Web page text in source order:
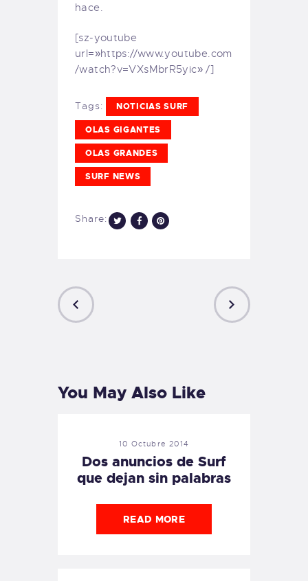
hace.
[sz-youtube
url=»https://www.youtube.com
/watch?v=VXsMbrR5yic» /]
Tags: NOTICIAS SURF
OLAS GIGANTES
OLAS GRANDES
SURF NEWS
Share:
You May Also Like
10 Octubre 2014
Dos anuncios de Surf
que dejan sin palabras
READ MORE